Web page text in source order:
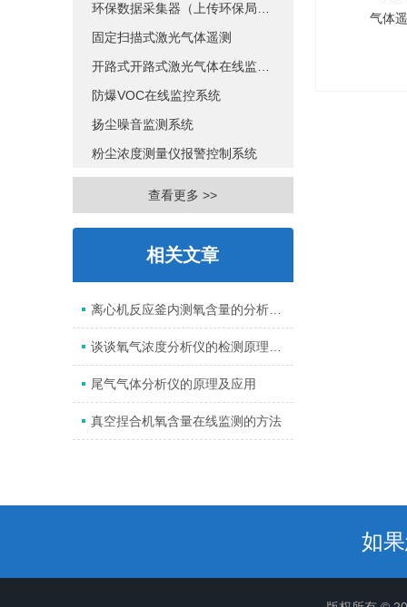
固定扫描式激光气体遥测
防爆VOC在线监控系统
扬尘噪音监测系统
粉尘浓度测量仪报警控制系统
查看更多 >>
相关文章
离心机反应釜内测氧含量的分析仪被腐蚀了怎么办
尾气气体分析仪的原理及应用
真空捏合机氧含量在线监测的方法
如